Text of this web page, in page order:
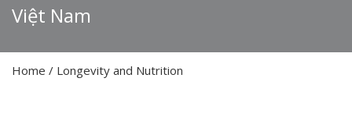
Việt Nam
Home / Longevity and Nutrition